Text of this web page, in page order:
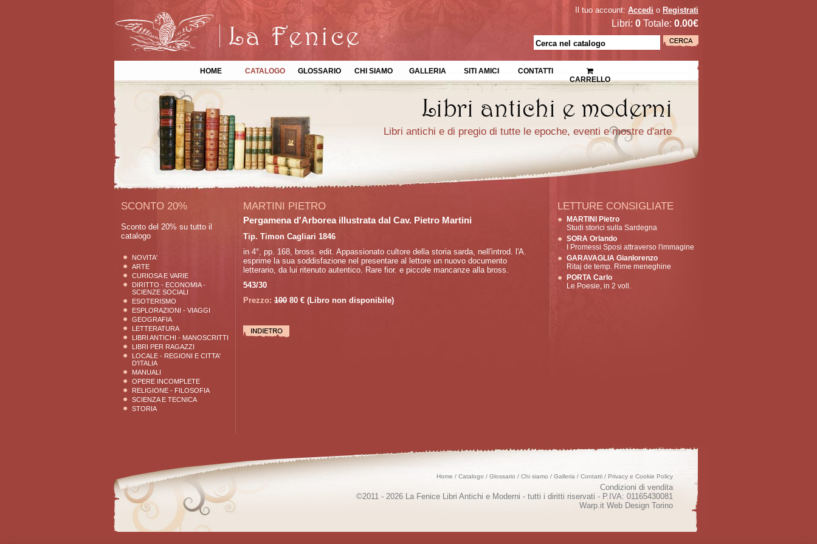
Il tuo account: Accedi o Registrati
Libri: 0 Totale: 0.00€
HOME CATALOGO GLOSSARIO CHI SIAMO GALLERIA SITI AMICI
CONTATTI
CARRELLO
Libri antichi e di pregio di tutte le epoche, eventi e mostre d'arte
SCONTO 20%
Sconto del 20% su tutto il
catalogo
NOVITA'
ARTE
CURIOSA E VARIE
DIRITTO - ECONOMIA -
SCIENZE SOCIALI
ESOTERISMO
ESPLORAZIONI - VIAGGI
GEOGRAFIA
LETTERATURA
LIBRI ANTICHI - MANOSCRITTI
LIBRI PER RAGAZZI
LOCALE - REGIONI E CITTA'
D'ITALIA
MANUALI
OPERE INCOMPLETE
RELIGIONE - FILOSOFIA
SCIENZA E TECNICA
STORIA
MARTINI PIETRO
Pergamena d'Arborea illustrata dal Cav. Pietro Martini
Tip. Timon Cagliari 1846
in 4°, pp. 168, bross. edit. Appassionato cultore della storia sarda, nell'introd. l'A.
esprime la sua soddisfazione nel presentare al lettore un nuovo documento
letterario, da lui ritenuto autentico. Rare fior. e piccole mancanze alla bross.
543/30
Prezzo: 100 80 € (Libro non disponibile)
LETTURE CONSIGLIATE
MARTINI Pietro
Studi storici sulla Sardegna
SORA Orlando
I Promessi Sposi attraverso l'immagine
GARAVAGLIA Gianlorenzo
Ritaj de temp. Rime meneghine
PORTA Carlo
Le Poesie, in 2 voll.
Home / Catalogo / Glossario / Chi siamo / Galleria / Contatti / Privacy e Cookie Policy
Condizioni di vendita
©2011 - 2026 La Fenice Libri Antichi e Moderni - tutti i diritti riservati - P.IVA: 01165430081
Warp.it Web Design Torino